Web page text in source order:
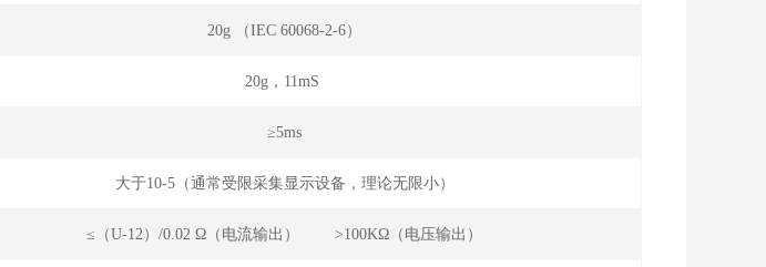
20g （IEC 60068-2-6）
20g，11mS
≥5ms
大于10-5（通常受限采集显示设备，理论无限小）
≤（U-12）/0.02 Ω（电流输出） >100KΩ（电压输出）